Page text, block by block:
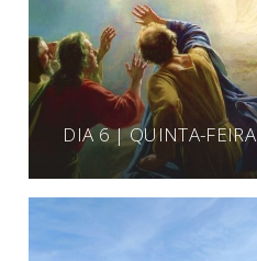
DIA 6 | QUINTA-FEIRA